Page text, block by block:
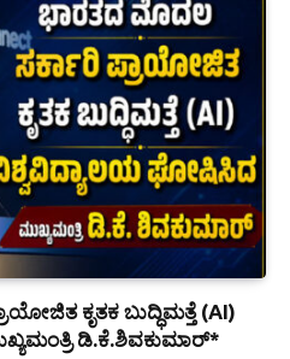
ಕೃತಕ ಬುದ್ಧಿಮತ್ತೆ (AI)
ಡಿ.ಕೆ.ಶಿವಕುಮಾರ್*